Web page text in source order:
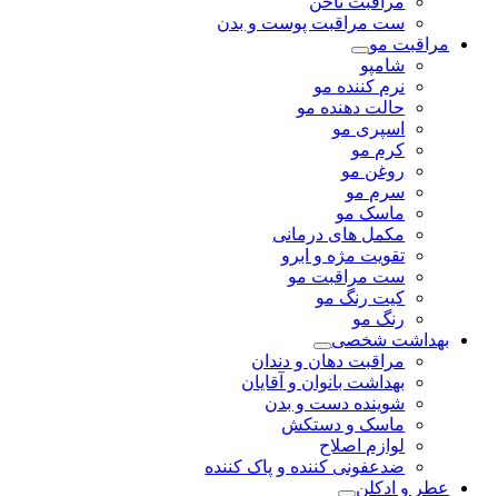
ست مراقبت پوست و بدن
مراقبت مو
شامپو
نرم کننده مو
حالت دهنده مو
اسپری مو
کرم مو
روغن مو
سرم مو
ماسک مو
مکمل های درمانی
تقویت مژه و ابرو
ست مراقبت مو
کیت رنگ مو
رنگ مو
بهداشت شخصی
مراقبت دهان و دندان
بهداشت بانوان و آقایان
شوینده دست و بدن
ماسک و دستکش
لوازم اصلاح
ضدعفونی کننده و پاک کننده
عطر و ادکلن